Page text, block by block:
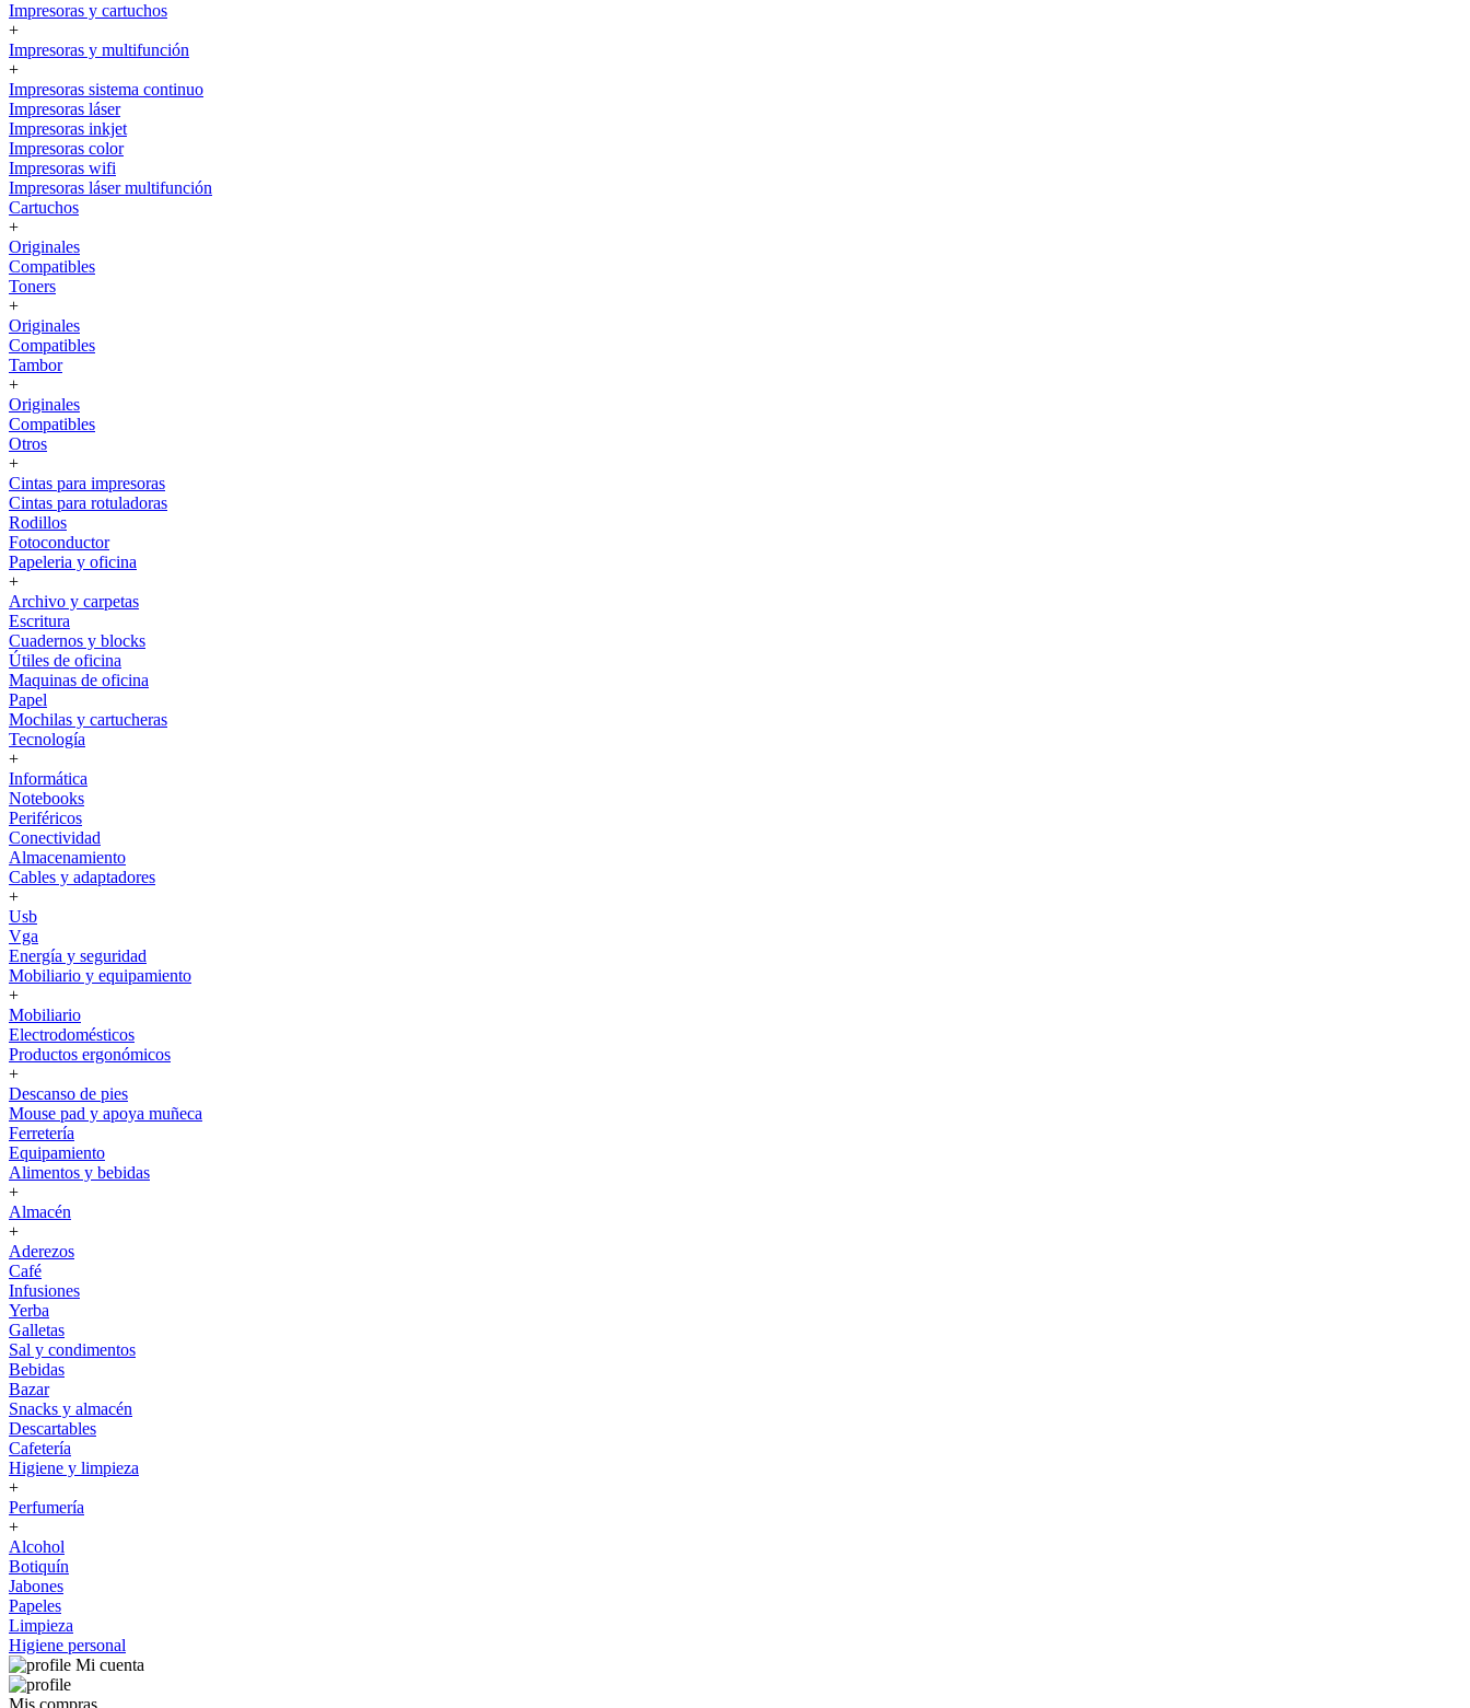
Impresoras y cartuchos
+
Impresoras y multifunción
+
Impresoras sistema continuo
Impresoras láser
Impresoras inkjet
Impresoras color
Impresoras wifi
Impresoras láser multifunción
Cartuchos
+
Originales
Compatibles
Toners
+
Originales
Compatibles
Tambor
+
Originales
Compatibles
Otros
+
Cintas para impresoras
Cintas para rotuladoras
Rodillos
Fotoconductor
Papeleria y oficina
+
Archivo y carpetas
Escritura
Cuadernos y blocks
Útiles de oficina
Maquinas de oficina
Papel
Mochilas y cartucheras
Tecnología
+
Informática
Notebooks
Periféricos
Conectividad
Almacenamiento
Cables y adaptadores
+
Usb
Vga
Energía y seguridad
Mobiliario y equipamiento
+
Mobiliario
Electrodomésticos
Productos ergonómicos
+
Descanso de pies
Mouse pad y apoya muñeca
Ferretería
Equipamiento
Alimentos y bebidas
+
Almacén
+
Aderezos
Café
Infusiones
Yerba
Galletas
Sal y condimentos
Bebidas
Bazar
Snacks y almacén
Descartables
Cafetería
Higiene y limpieza
+
Perfumería
+
Alcohol
Botiquín
Jabones
Papeles
Limpieza
Higiene personal
Mi cuenta
Mis compras